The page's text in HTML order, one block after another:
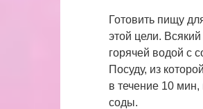
Готовить пищу
этой цели.
горячей водой с
Посуду, из
в течение 10
соды.